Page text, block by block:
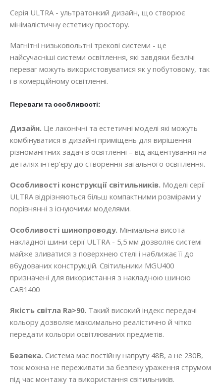
Серія ULTRA - ультратонкий дизайн, що створює
мінімалістичну естетику простору.
Магнітні низьковольтні трекові системи - це
найсучасніші системи освітлення, які завдяки безлічі
переваг можуть використовуватися як у побутовому, так
і в комерційному освітленні.
Переваги та особливості:
Дизайн. Це лаконічні та естетичні моделі які можуть
комбінуватися в дизайні приміщень для вирішення
різноманітних задач в освітленні – від акцентування на
деталях інтер’єру до створення загального освітлення.
Особливості конструкції світильників. Моделі серії
ULTRA відрізняються більш компактними розмірами у
порівнянні з існуючими моделями.
Особливості шинопроводу. Мінімальна висота
накладної шини серії ULTRA - 5,5 мм дозволяє системі
майже зливатися з поверхнею стелі і наближає її до
вбудованих конструкцій. Світильники MGU400
призначені для використання з накладною шиною
CAB1400
Якість світла Ra>90. Такий високий індекс передачі
кольору дозволяє максимально реалістично й чітко
передати кольори освітлюваних предметів.
Безпека. Система має постійну напругу 48В, а не 230В,
тож можна не переживати за безпеку ураження струмом
під час монтажу та використання світильників.